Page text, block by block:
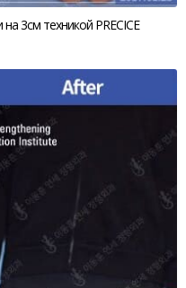
3см техникой PRECICE